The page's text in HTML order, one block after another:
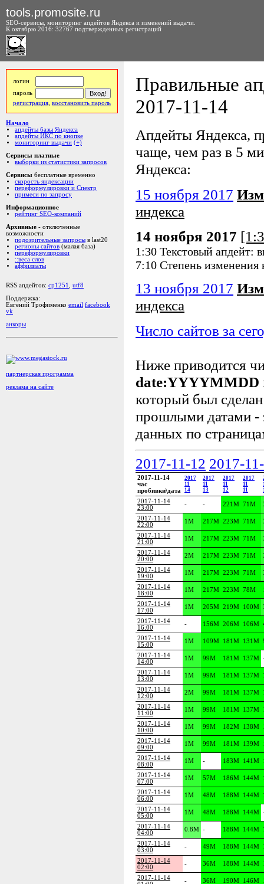
tools.promosite.ru
SEO-сервисы, мониторинг апдейтов Яндекса и изменений выдачи.
К октябрю 2016: 32767 подтвержденных регистраций
логин
пароль
регистрация восстановить пароль
Начало
апдейты базы Яндекса
апдейты ИКС по кнопке
мониторинг выдачи (+)
Сервисы платные
выборки из статистики запросов
Сервисы бесплатные временно
скорость яндексации
переформулировки и Спектр
примеси по запросу
Информационное
рейтинг SEO-компаний
Архивные - отключенные
возможности
подозрительные запросы в last20
регионы сайтов (малая база)
переформулировки
::веса слов
аффилиаты
RSS апдейтов: cp1251
utf8
Поддержка:
Евгений Трофименко email facebook
vk
анкоры
партнерская программа
реклама на сайте
Правильные
2017-11-14
Апдейты Яндекса,
чаще, чем раз в 5
Яндекса:
15 ноября 2017
индекса
14 ноября 2017
1:30 Текстовый апдейт:
7:10 Степень
13 ноября 2017
индекса
Число сайтов за
Ниже приводится
date:YYYYMMDD
который был
прошлыми датами -
данных по
2017-11-12 2017-
2017-11-14
час
пробивки\дата
2017
11
14
2017
11
13
2017
11
12
2017
11
11
2017-11-14
23:00
- - 221M 71M
2017-11-14
22:00
1M 217M 223M 71M
2017-11-14
21:00
1M 217M 223M 71M
2017-11-14
20:00
2M 217M 223M 71M
2017-11-14
19:00
1M 217M 223M 71M
2017-11-14
18:00
1M 217M 223M 78M
2017-11-14
17:00
1M 205M 219M 100M
2017-11-14
16:00
- 156M 206M 106M
2017-11-14
15:00
1M 109M 181M 131M
2017-11-14
14:00
1M 99M 181M 137M
2017-11-14
13:00
1M 99M 181M 137M
2017-11-14
12:00
2M 99M 181M 137M
2017-11-14
11:00
1M 99M 181M 137M
2017-11-14
10:00
1M 99M 182M 138M
2017-11-14
09:00
1M 99M 181M 139M
2017-11-14
08:00
1M - 183M 141M
2017-11-14
07:00
1M 57M 186M 144M
2017-11-14
06:00
1M 48M 188M 144M
2017-11-14
05:00
1M 48M 188M 144M
2017-11-14
04:00
0.8M - 188M 144M
2017-11-14
03:00
- 49M 188M 144M
2017-11-14
02:00
- 36M 188M 144M
2017-11-14
- 36M 190M 146M